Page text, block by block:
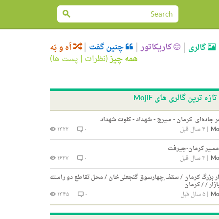
گالری کاریکاتور چنین گفت اَه و بَه
همه چیز(نظرات | پست ها)
تازه ترین گالری های MojiF
جاده‌ای: کرمان - سیرچ - شهداد - کلوت شهداد
| ۴ سال قبل ۰
۱۳۲۲
کرمان-جیرفت
| ۴ سال قبل ۰
۱۶۴۷
بزرگ کرمان / سقف ِچهارسوق گنجعلی‌خان / محل تقاطع دو راسته
/ / کرمان
|۵ سال قبل ۰ ۱۳۴۵